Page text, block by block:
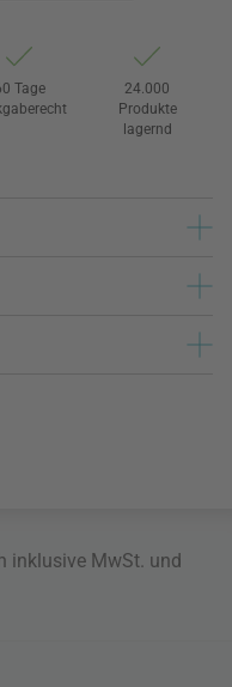
Tage
24.000
Produkte
lagernd
inklusive MwSt. und